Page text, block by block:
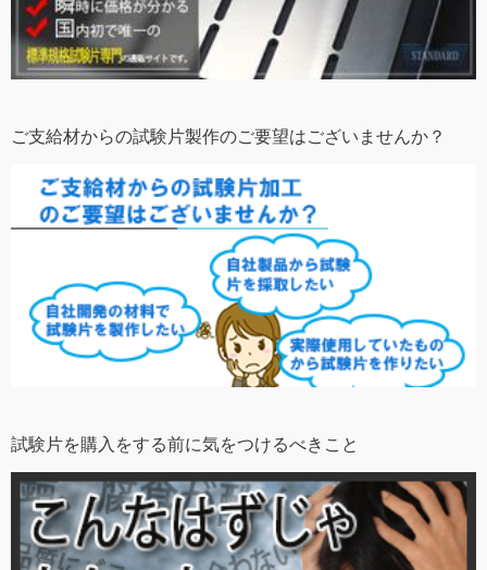
ご支給材からの試験片製作のご要望はございませんか？
試験片を購入をする前に気をつけるべきこと